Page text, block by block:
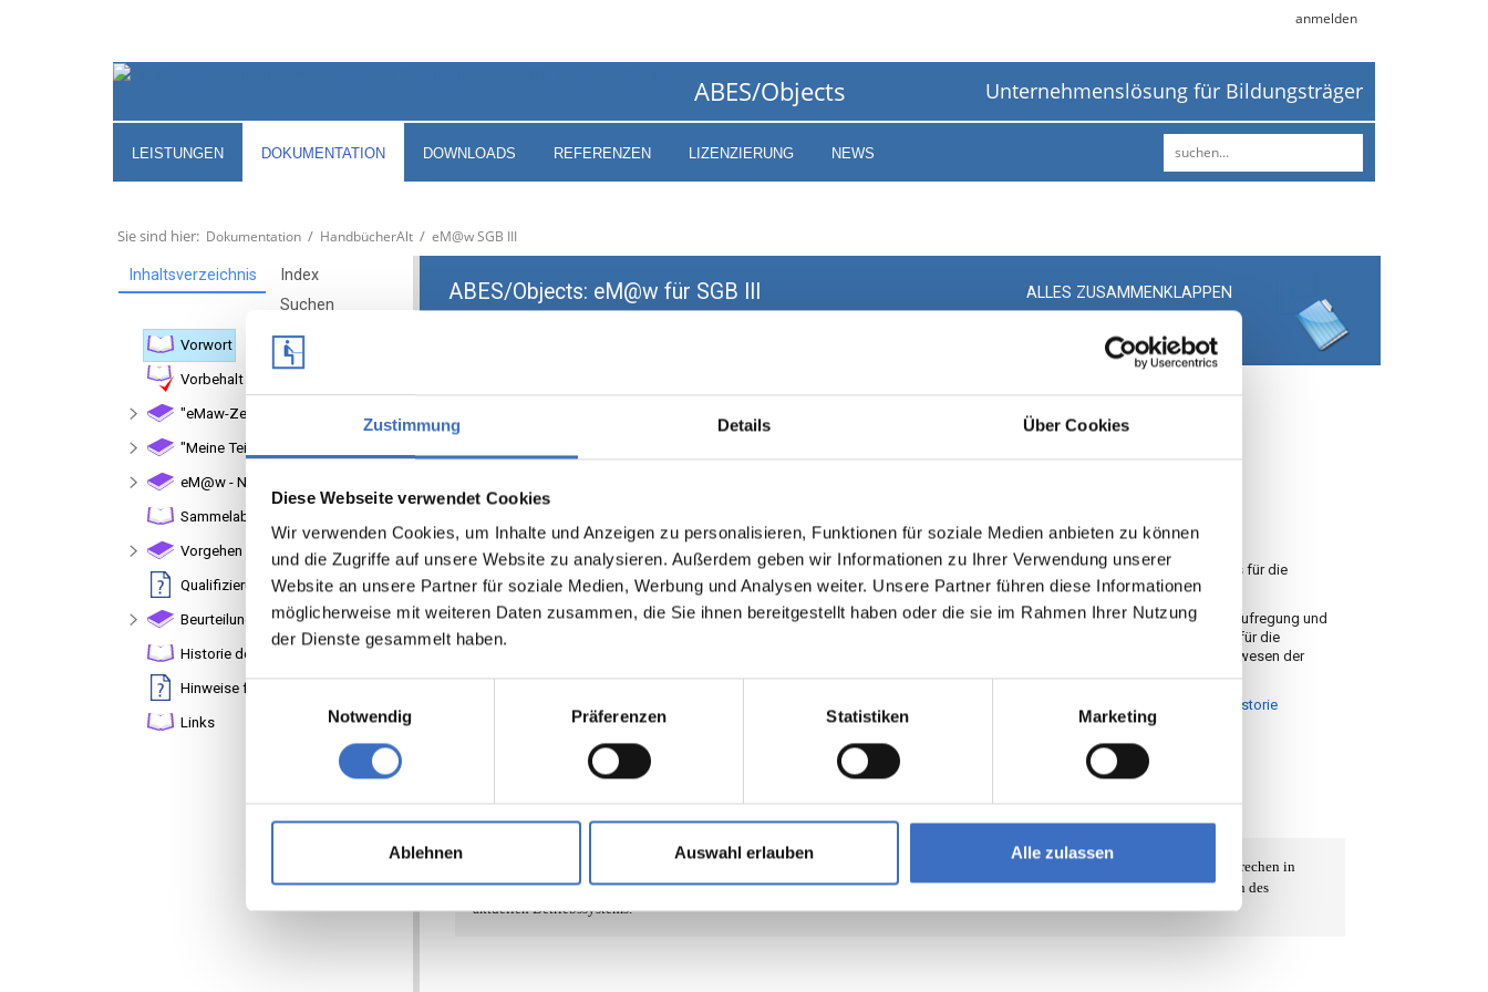
Zustimmung Details Über Cookies
Diese Webseite verwendet Cookies
Wir verwenden Cookies, um Inhalte und Anzeigen zu personalisieren, Funktionen für soziale Medien anbieten zu können
und die Zugriffe auf unsere Website zu analysieren. Außerdem geben wir Informationen zu Ihrer Verwendung unserer
Website an unsere Partner für soziale Medien, Werbung und Analysen weiter. Unsere Partner führen diese Informationen
möglicherweise mit weiteren Daten zusammen, die Sie ihnen bereitgestellt haben oder die sie im Rahmen Ihrer Nutzung
der Dienste gesammelt haben.
Einwilligungsauswahl
Notwendig
Präferenzen Statistiken Marketing
Ablehnen Auswahl erlauben Alle zulassen
anmelden
ABES/Objects Unternehmenslösung für Bildungsträger
LEISTUNGEN DOKUMENTATION DOWNLOADS REFERENZEN LIZENZIERUNG NEWS
Sie sind hier: Dokumentation / HandbücherAlt / eM@w SGB III